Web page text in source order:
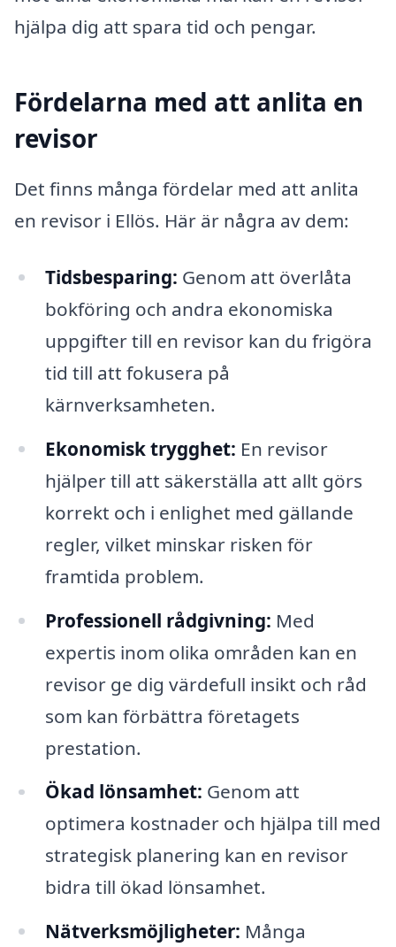
hjälpa dig att spara tid och pengar.
Fördelarna med att anlita en
revisor
Det finns många fördelar med att anlita
en revisor i Ellös. Här är några av dem:
Tidsbesparing: Genom att överlåta
bokföring och andra ekonomiska
uppgifter till en revisor kan du frigöra
tid till att fokusera på
kärnverksamheten.
Ekonomisk trygghet: En revisor
hjälper till att säkerställa att allt görs
korrekt och i enlighet med gällande
regler, vilket minskar risken för
framtida problem.
Professionell rådgivning: Med
expertis inom olika områden kan en
revisor ge dig värdefull insikt och råd
som kan förbättra företagets
prestation.
Ökad lönsamhet: Genom att
optimera kostnader och hjälpa till med
strategisk planering kan en revisor
bidra till ökad lönsamhet.
Nätverksmöjligheter: Många